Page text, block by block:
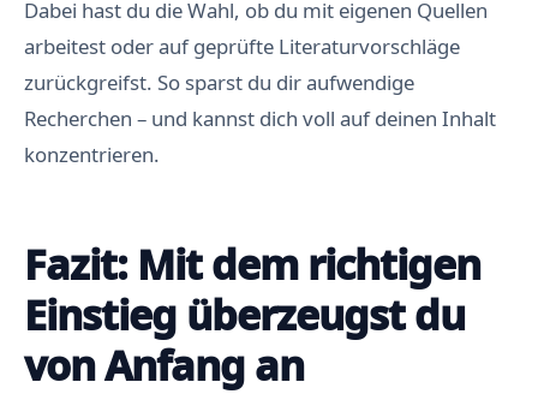
Dabei hast du die Wahl, ob du mit eigenen Quellen
arbeitest oder auf geprüfte Literaturvorschläge
zurückgreifst. So sparst du dir aufwendige
Recherchen – und kannst dich voll auf deinen Inhalt
konzentrieren.
Fazit: Mit dem richtigen
Einstieg überzeugst du
von Anfang an